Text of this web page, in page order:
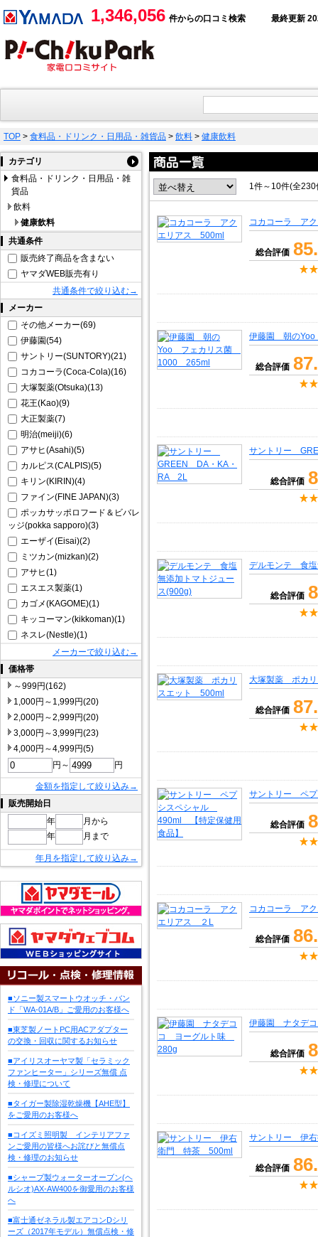
1,346,056 件からの口コミ検索 最終更新
TOP > 食料品・ドリンク・日用品・雑貨品 > 飲料 > 健康飲料
カテゴリ
食料品・ドリンク・日用品・雑
貨品
飲料
健康飲料
共通条件
販売終了商品を含まない
ヤマダWEB販売有り
共通条件で絞り込む→
メーカー
その他メーカー(69)
伊藤園(54)
サントリー(SUNTORY)(21)
コカコーラ(Coca-Cola)(16)
大塚製薬(Otsuka)(13)
花王(Kao)(9)
大正製薬(7)
明治(meiji)(6)
アサヒ(Asahi)(5)
カルピス(CALPIS)(5)
キリン(KIRIN)(4)
ファイン(FINE JAPAN)(3)
ポッカサッポロフード＆ビバレ
ッジ(pokka sapporo)(3)
エーザイ(Eisai)(2)
ミツカン(mizkan)(2)
アサヒ(1)
エスエス製薬(1)
カゴメ(KAGOME)(1)
キッコーマン(kikkoman)(1)
ネスレ(Nestle)(1)
メーカーで絞り込む→
価格帯
～999円(162)
1,000円～1,999円(20)
2,000円～2,999円(20)
3,000円～3,999円(23)
4,000円～4,999円(5)
円～
円
金額を指定して絞り込み→
販売開始日
年
月から
年
月まで
年月を指定して絞り込み→
■ソニー製スマートウオッチ・バン
ド「WA-01A/B」ご愛用のお客様へ
■東芝製ノートPC用ACアダプター
の交換・回収に関するお知らせ
■アイリスオーヤマ製「セラミック
ファンヒーター」シリーズ無償 点
検・修理について
■タイガー製除湿乾燥機【AHE型】
をご愛用のお客様へ
■コイズミ照明製 インテリアファ
ンご愛用の皆様へお詫びと無償点
検・修理のお知らせ
■シャープ製ウォーターオーブン(ヘ
ルシオ)AX-AW400を御愛用のお客様
へ
■富士通ゼネラル製エアコンDシリ
ーズ（2017年モデル）無償点検・修
1件～10件(全
コカコーラ ア
総合評価
伊藤園 朝の
総合評価
サントリー
総合評価
デルモンテ 食塩
総合評価
大塚製薬 ポカ
総合評価
サントリー ペ
総合評価
コカコーラ ア
総合評価
伊藤園 ナタデ
総合評価
サントリー 伊
総合評価